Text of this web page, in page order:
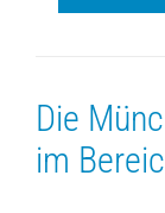
Die
im